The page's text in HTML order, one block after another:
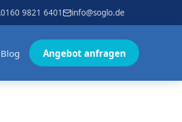
0160 9821 6401 info@soglo.de
Blog Angebot anfragen